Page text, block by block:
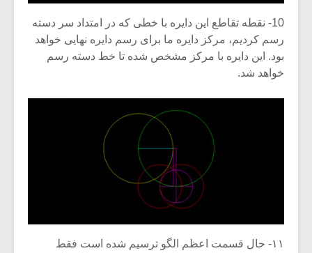
10- نقطه تقاطع این دایره با خطی که در امتداد سر دسته
رسم کردیم، مرکز دایره ما برای رسم دایره نهایی خواهد
بود. این دایره با مرکز مشخص شده تا خط دسته رسم
خواهد شد.
۱۱- حال قسمت اعظم الگو ترسیم شده است فقط